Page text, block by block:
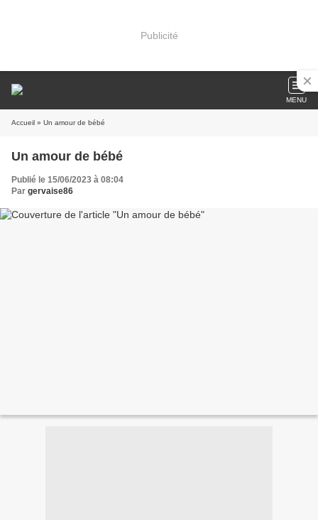
Publicité
MENU
Accueil » Un amour de bébé
Un amour de bébé
Publié le 15/06/2023 à 08:04
Par gervaise86